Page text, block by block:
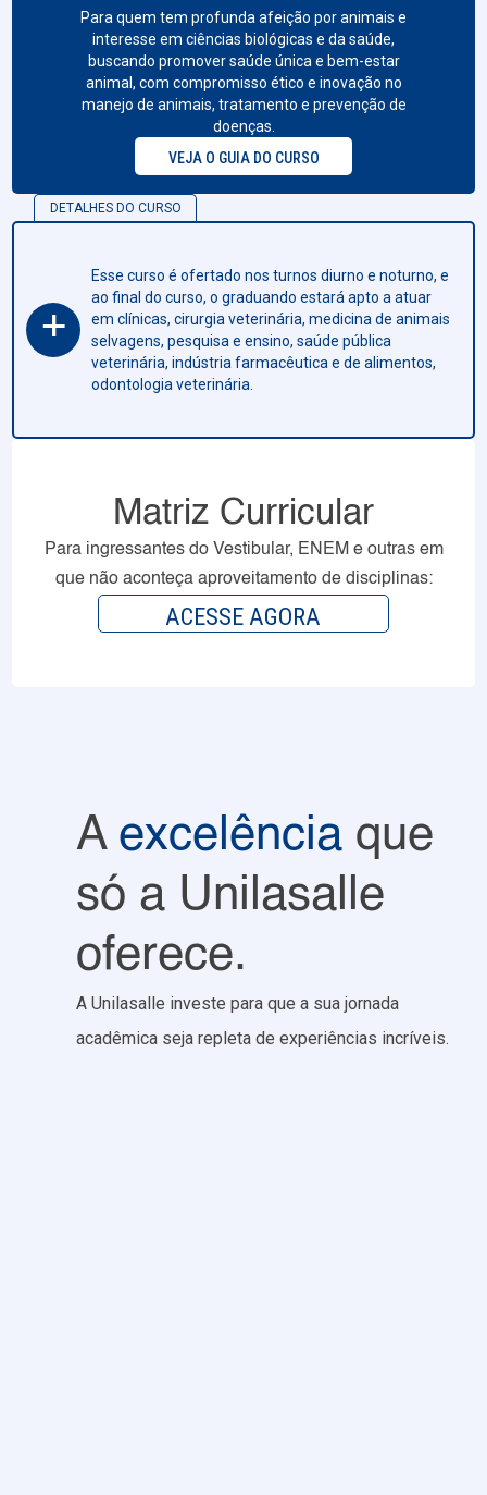
Para quem tem profunda afeição por animais e
interesse em ciências biológicas e da saúde,
buscando promover saúde única e bem-estar
animal, com compromisso ético e inovação no
manejo de animais, tratamento e prevenção de
doenças.
VEJA O GUIA DO CURSO
DETALHES DO CURSO
+
Esse curso é ofertado nos turnos diurno e noturno, e
ao final do curso, o graduando estará apto a atuar
em clínicas, cirurgia veterinária, medicina de animais
selvagens, pesquisa e ensino, saúde pública
veterinária, indústria farmacêutica e de alimentos,
odontologia veterinária.
Matriz Curricular
Para ingressantes do Vestibular, ENEM e outras em
que não aconteça aproveitamento de disciplinas:
ACESSE AGORA
A excelênciaque
só a Unilasalle
oferece.
A Unilasalle investe para que a sua jornada
acadêmica seja repleta de experiências incríveis.